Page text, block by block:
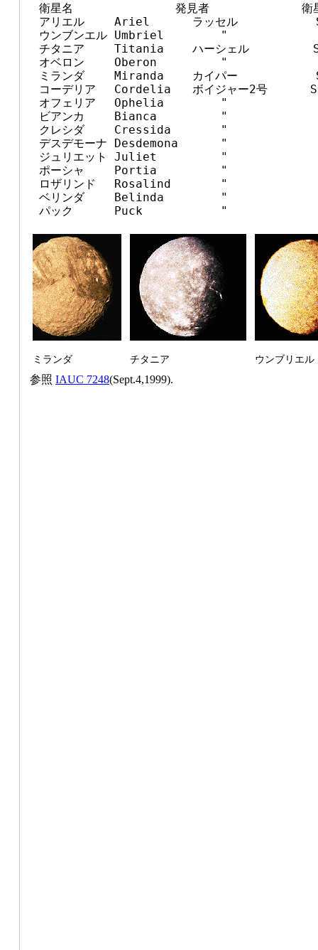
衛星名　　　　　　　　　発見者
アリエル　　 Ariel      ラッセル           S/
ウンブンエル Umbriel        "
チタニア　　 Titania    ハーシェル         S/
オベロン　　 Oberon         "
ミランダ　　 Miranda    カイパー
コーデリア　 Cordelia   ボイジャー2号
オフェリア　 Ophelia        "
ビアンカ　　 Bianca         "
クレシダ　　 Cressida       "
デスデモーナ Desdemona      "
ジュリエット Juliet         "
ポーシャ　　 Portia         "
ロザリンド　 Rosalind       "
ベリンダ　　 Belinda        "
ミランダ チタニア ウンブリエル
参照 IAUC 7248(Sept.4,1999).